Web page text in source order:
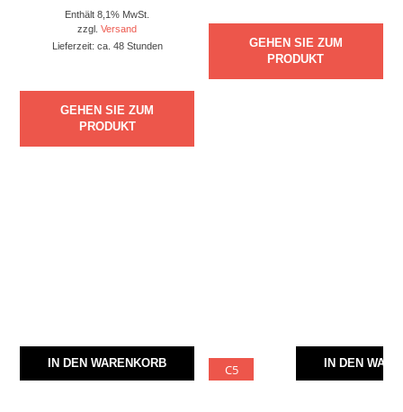
Enthält 8,1% MwSt.
zzgl.Versand
Lieferzeit: ca. 48 Stunden
GEHEN SIE ZUM
PRODUKT
GEHEN SIE ZUM
PRODUKT
IN DEN WARENKORB IN DEN
C5